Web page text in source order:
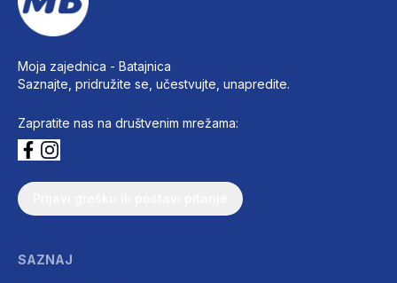
Moja zajednica - Batajnica
Saznajte, pridružite se, učestvujte, unapredite.
Zapratite nas na društvenim mrežama:
SAZNAJ